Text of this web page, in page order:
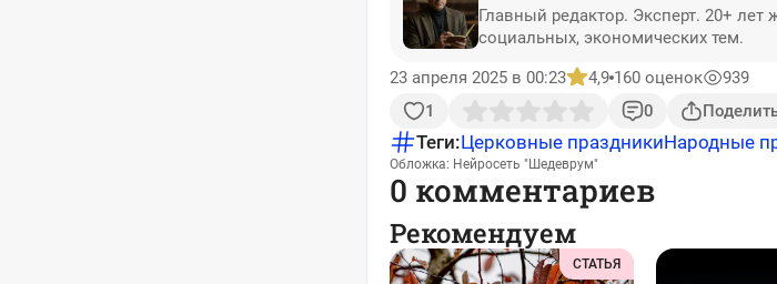
Главный редактор. Эксперт. 20+ лет
социальных, экономических тем.
23 апреля 2025 в 00:23
4,9 160 оценок
939
1
0
Теги:Церковные праздникиНародные
Обложка: Нейросеть "Шедеврум"
0 комментариев
Рекомендуем
СТАТЬЯ